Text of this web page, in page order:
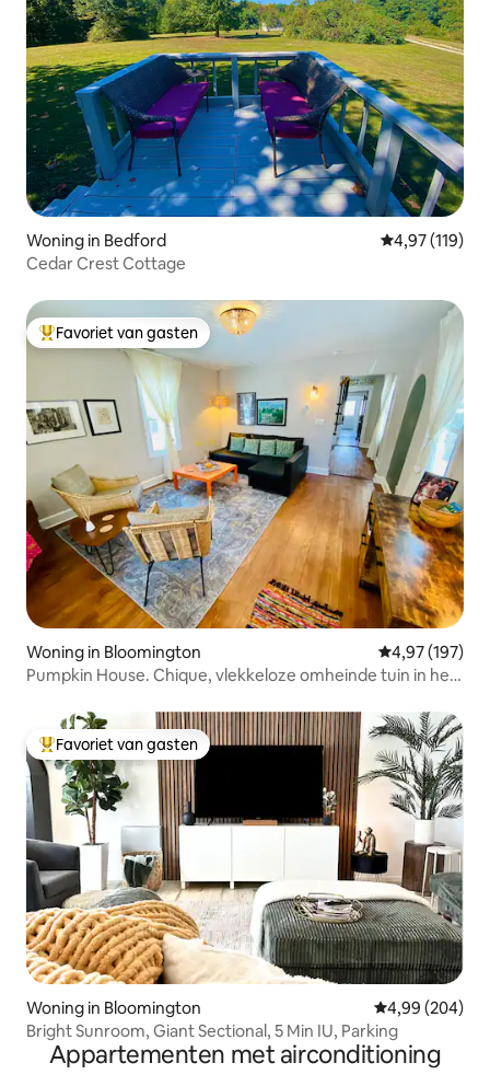
Woning in Bedford Gemiddelde
4,97 (119)
Cedar Crest Cottage
Topfavoriet van gasten
Favoriet van gasten
Woning in Bloomington Gemiddelde
4,97 (197)
Pumpkin House. Chique, vlekkeloze omheinde tuin in het
Topfavoriet van gasten
Favoriet van gasten
Woning in Bloomington Gemiddelde
4,99 (204)
Bright Sunroom, Giant Sectional, 5 Min IU, Parking
Appartementen met airconditioning